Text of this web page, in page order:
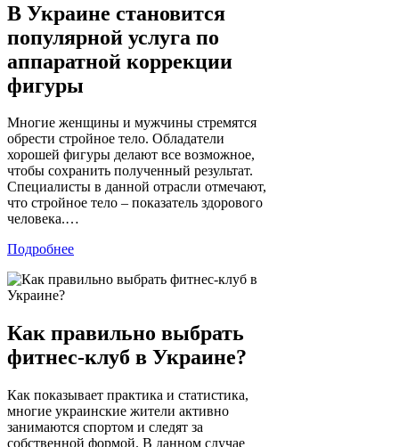
В Украине становится
популярной услуга по
аппаратной коррекции
фигуры
Многие женщины и мужчины стремятся
обрести стройное тело. Обладатели
хорошей фигуры делают все возможное,
чтобы сохранить полученный результат.
Специалисты в данной отрасли отмечают,
что стройное тело – показатель здорового
человека.…
Подробнее
Как правильно выбрать
фитнес-клуб в Украине?
Как показывает практика и статистика,
многие украинские жители активно
занимаются спортом и следят за
собственной формой. В данном случае